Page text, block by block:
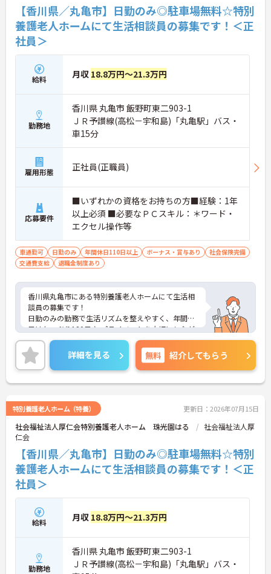
【香川県／丸亀市】日勤のみ◎駐車場無料☆特別
養護老人ホームにて生活相談員の募集です！＜正
社員＞
給料 月収 18.8万円～21.3万円
勤務地
香川県 丸亀市 飯野町東二903-1
ＪＲ予讃線(高松－宇和島)「丸亀駅」バス・
車15分
雇用形態 正社員(正職員)
応募要件
■いずれかの資格をお持ちの方■経験：1年
以上必須 ■必要なＰＣスキル：＊ワード・
エクセル操作等
車通勤可 日勤のみ 年間休日110日以上 ボーナス・賞与あり
社会保険完備
交通費支給
退職金制度あり
香川県丸亀市にある特別養護老人ホームにて生活相
談員の募集です！
日勤のみの勤務で生活リズムを整えやすく、年間休
日はたっぷり120日♪ プライベートを大切にしなが
ら、メリハリをつけて働ける環境です。無料駐車場
も完備しており、マイカーで快適に通勤できます☆
ご興味のある方には、面接対策ポイントなど、さら
に詳細をご案内しますのでお気軽にご相談くださ
い！
詳細を見る 無料 紹介してもらう
特別養護老人ホーム（特養） 更新日：2026年07月15日
社会福祉法人厚仁会特別養護老人ホーム 珠光園はる
社会福祉法人厚
仁会
【香川県／丸亀市】日勤のみ◎駐車場無料☆特別
養護老人ホームにて生活相談員の募集です！＜正
社員＞
給料 月収 18.8万円～21.3万円
勤務地
香川県 丸亀市 飯野町東二903-1
ＪＲ予讃線(高松－宇和島)「丸亀駅」バス・